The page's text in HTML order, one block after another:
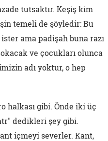
tutsaktır. Keşiş kim
temeli de şöyledir: Bu
ama padişah buna razı
ve çocukları olunca
adı yoktur, o hep
halkası gibi. Önde iki üç
dedikleri şey gibi.
içmeyi severler. Kant,